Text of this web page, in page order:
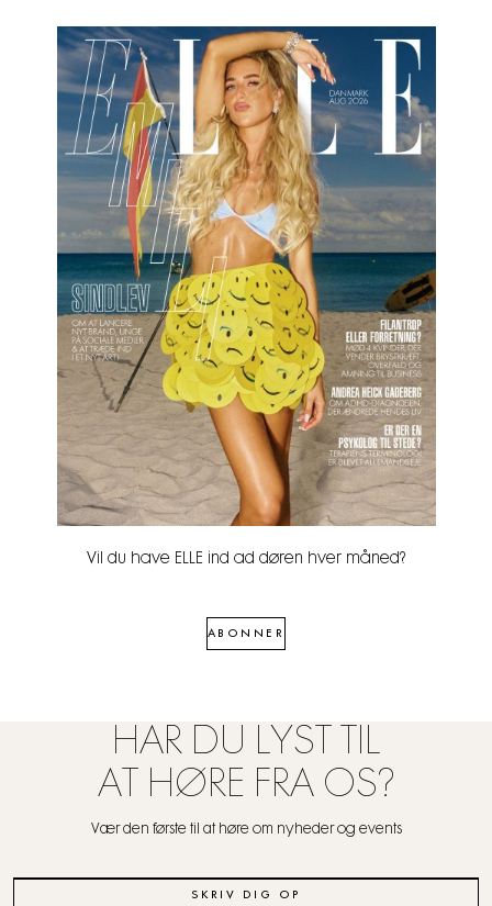
Vil du have ELLE ind ad døren hver måned?
ABONNER
HAR DU LYST TIL
AT HØRE FRA OS?
Vær den første til at høre om nyheder og events
SKRIV DIG OP